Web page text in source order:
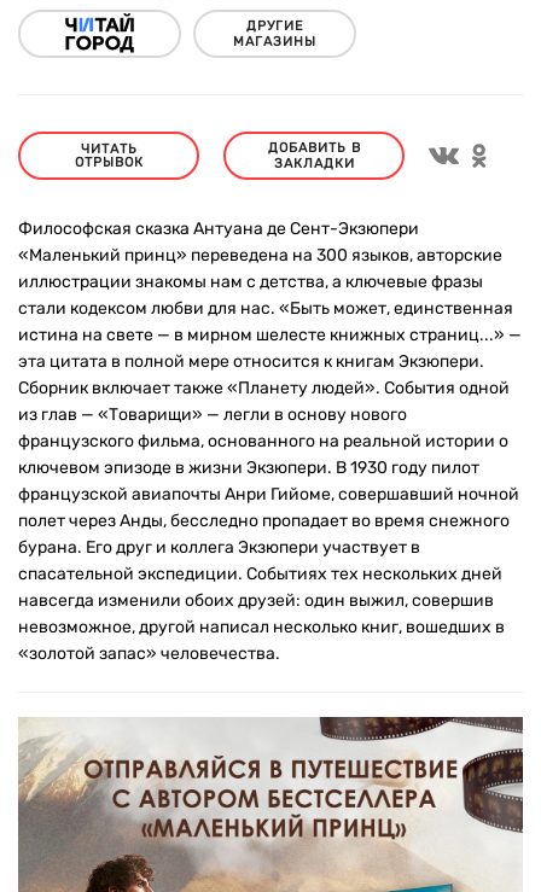
ДРУГИЕ
МАГАЗИНЫ
ЧИТАТЬ
ОТРЫВОК
ДОБАВИТЬ В
ЗАКЛАДКИ
Философская сказка Антуана де Сент-Экзюпери
«Маленький принц» переведена на 300 языков, авторские
иллюстрации знакомы нам с детства, а ключевые фразы
стали кодексом любви для нас. «Быть может, единственная
истина на свете — в мирном шелесте книжных страниц...» —
эта цитата в полной мере относится к книгам Экзюпери.
Сборник включает также «Планету людей». События одной
из глав — «Товарищи» — легли в основу нового
французского фильма, основанного на реальной истории о
ключевом эпизоде в жизни Экзюпери. В 1930 году пилот
французской авиапочты Анри Гийоме, совершавший ночной
полет через Анды, бесследно пропадает во время снежного
бурана. Его друг и коллега Экзюпери участвует в
спасательной экспедиции. Событиях тех нескольких дней
навсегда изменили обоих друзей: один выжил, совершив
невозможное, другой написал несколько книг, вошедших в
«золотой запас» человечества.